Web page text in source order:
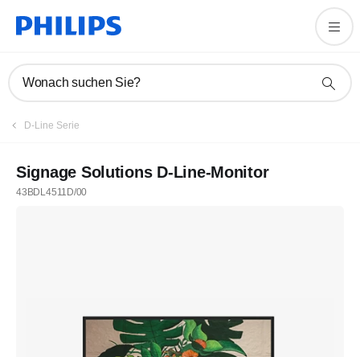
Wonach suchen Sie?
D-Line Serie
Signage Solutions D-Line-Monitor
43BDL4511D/00